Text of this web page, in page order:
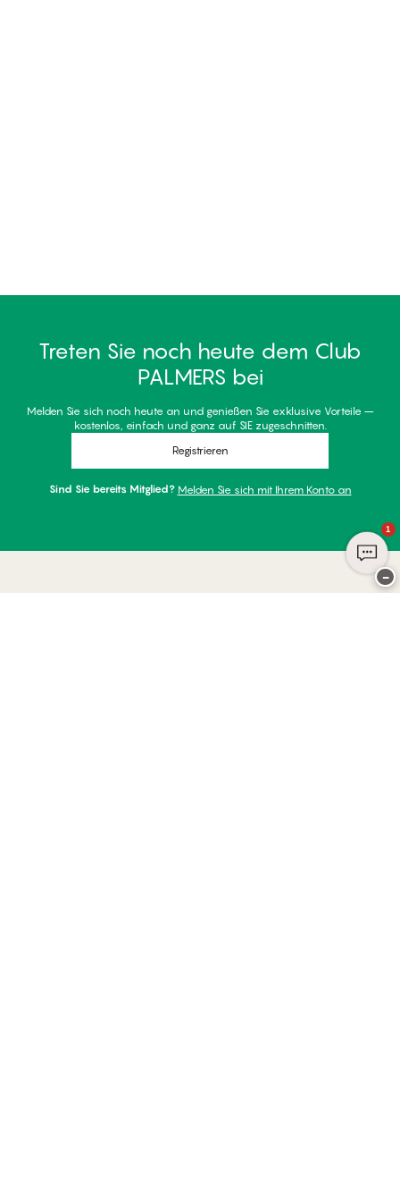
Treten Sie noch heute dem Club
PALMERS bei
Melden Sie sich noch heute an und genießen Sie exklusive Vorteile –
kostenlos, einfach und ganz auf SIE zugeschnitten.
Registrieren
Sind Sie bereits Mitglied? Melden Sie sich mit Ihrem Konto an
1
−